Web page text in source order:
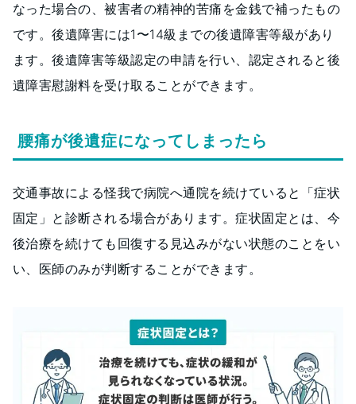
なった場合の、被害者の精神的苦痛を金銭で補ったもの
です。後遺障害には1〜14級までの後遺障害等級があり
ます。後遺障害等級認定の申請を行い、認定されると後
遺障害慰謝料を受け取ることができます。
腰痛が後遺症になってしまったら
交通事故による怪我で病院へ通院を続けていると「症状
固定」と診断される場合があります。症状固定とは、今
後治療を続けても回復する見込みがない状態のことをい
い、医師のみが判断することができます。